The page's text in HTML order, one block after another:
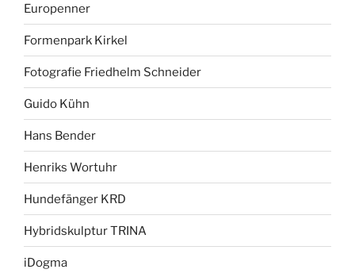
Europenner
Formenpark Kirkel
Fotografie Friedhelm Schneider
Guido Kühn
Hans Bender
Henriks Wortuhr
Hundefänger KRD
Hybridskulptur TRINA
iDogma